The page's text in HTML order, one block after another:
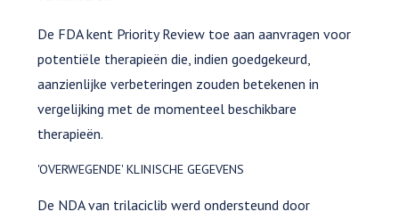
De FDA kent Priority Review toe aan aanvragen voor
potentiële therapieën die, indien goedgekeurd,
aanzienlijke verbeteringen zouden betekenen in
vergelijking met de momenteel beschikbare
therapieën.
'OVERWEGENDE' KLINISCHE GEGEVENS
De NDA van trilaciclib werd ondersteund door